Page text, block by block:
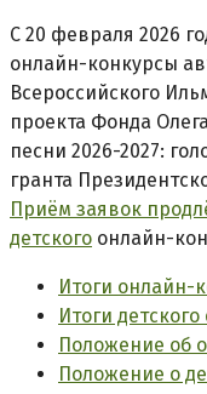
С 20 февраля 2026
онлайн-конкурсы
Всероссийского
проекта Фонда
песни 2026-2027:
гранта
Приём заявок
детского онлайн-
Итоги онлайн-
Итоги
Положение об
Положение о